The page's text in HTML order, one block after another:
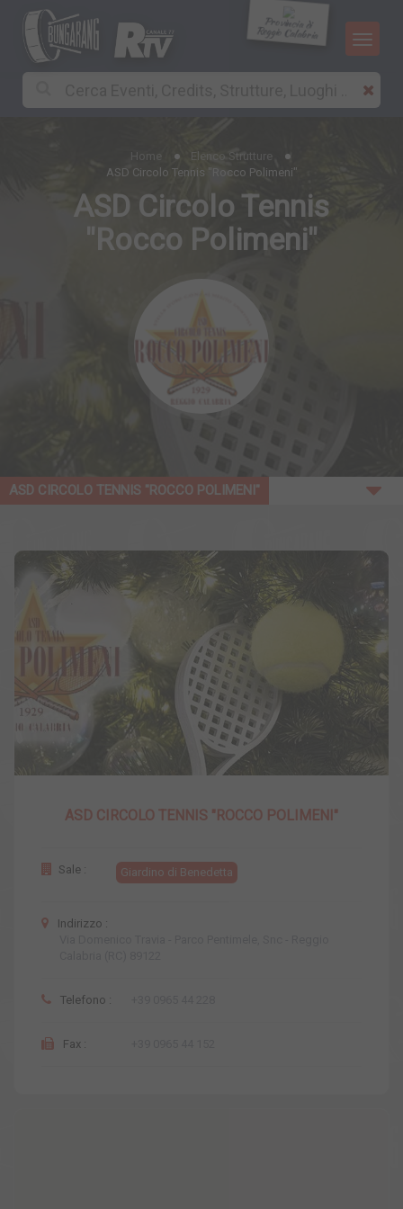
Provincia di
Reggio Calabria
Home
Elenco Strutture
ASD Circolo Tennis "Rocco Polimeni"
ASD Circolo Tennis
"Rocco Polimeni"
ASD CIRCOLO TENNIS "ROCCO POLIMENI"
ASD CIRCOLO TENNIS "ROCCO POLIMENI"
Sale : Giardino di Benedetta
Indirizzo :
Telefono :
Fax :